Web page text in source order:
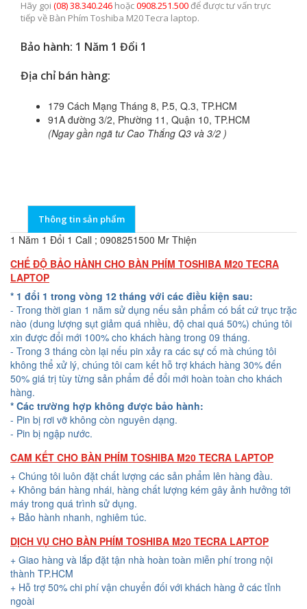
Hãy gọi (08) 38.340.246 hoặc0908.251.500để được tư vấn trực
tiếp về Bàn Phím Toshiba M20 Tecra laptop.
Bảo hành: 1 Năm 1 Đổi 1
Địa chỉ bán hàng:
179 Cách Mạng Tháng 8, P.5, Q.3, TP.HCM
91A đường 3/2, Phường 11, Quận 10, TP.HCM
(Ngay gần ngã tư Cao Thắng Q3 và 3/2 )
Thông tin sản phẩm
1 Năm 1 Đổi 1 Call ; 0908251500 Mr Thiện
CHẾ ĐỘ BẢO HÀNH CHO BÀN PHÍM TOSHIBA M20 TECRA
LAPTOP
* 1 đổi 1 trong vòng 12 tháng với các điều kiện sau:
- Trong thời gian 1 năm sử dụng nếu sản phẩm có bất cứ trục trặc
nào (dung lượng sụt giảm quá nhiều, độ chai quá 50%) chúng tôi
xin được đổi mới 100% cho khách hàng trong 09 tháng.
- Trong 3 tháng còn lại nếu pin xảy ra các sự cố mà chúng tôi
không thể xử lý, chúng tôi cam kết hỗ trợ khách hàng 30% đến
50% giá trị tùy từng sản phẩm để đổi mới hoàn toàn cho khách
hàng.
* Các trường hợp không được bảo hành:
- Pin bị rơi vỡ không còn nguyên dạng.
- Pin bị ngập nước.
CAM KẾT CHO BÀN PHÍM TOSHIBA M20 TECRA LAPTOP
+ Chúng tôi luôn đặt chất lượng các sản phẩm lên hàng đầu.
+ Không bán hàng nhái, hàng chất lượng kém gây ảnh hưởng tới
máy trong quá trình sử dụng.
+ Bảo hành nhanh, nghiêm túc.
DỊCH VỤ CHO BÀN PHÍM TOSHIBA M20 TECRA LAPTOP
+ Giao hàng và lắp đặt tận nhà hoàn toàn miễn phí trong nội
thành TP.HCM
+ Hỗ trợ 50% chi phí vận chuyển đối với khách hàng ở các tỉnh
ngoài